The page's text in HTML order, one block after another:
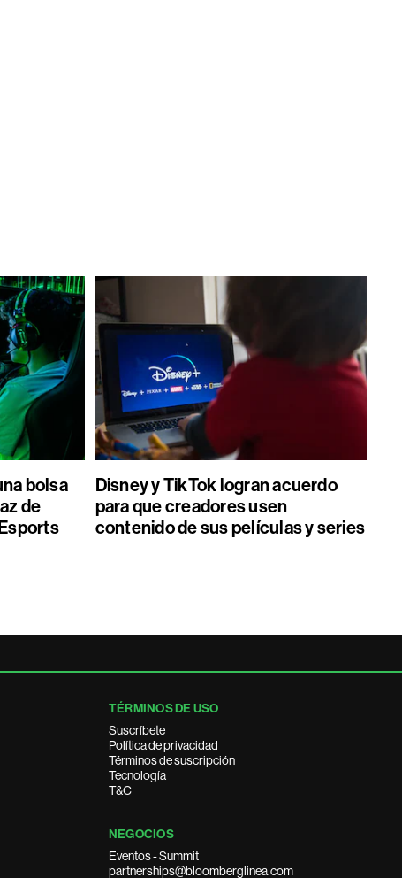
bolsa
de
Disney y TikTok logran acuerdo
para que creadores usen
contenido de sus películas y series
TÉRMINOS DE USO
Suscríbete
Política de privacidad
Términos de suscripción
Tecnología
T&C
NEGOCIOS
Eventos - Summit
partnerships@bloomberglinea.com